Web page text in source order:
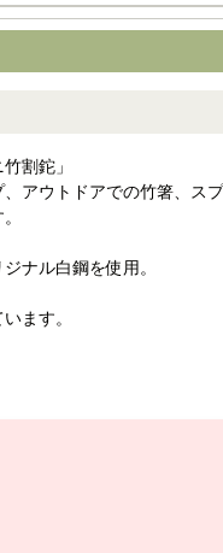
割鉈」
アウトドアでの竹箸、ス
ナル白鋼を使用。
ます。